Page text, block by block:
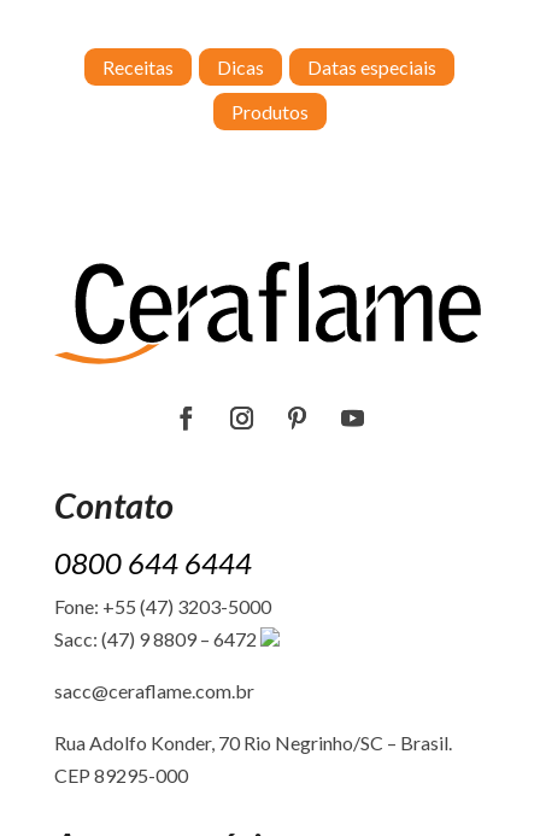
Receitas Dicas
Datas especiais
Produtos
Contato
0800 644 6444
Fone: +55 (47) 3203-5000
Sacc: (47) 9 8809 – 6472
sacc@ceraflame.com.br
Rua Adolfo Konder, 70 Rio Negrinho/SC – Brasil.
CEP 89295-000